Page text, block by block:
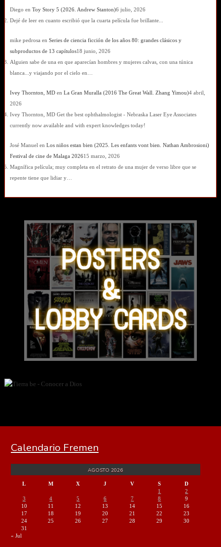
Diego en Toy Story 5 (2026. Andrew Stanton)6 julio, 2026
Dejé de leer en cuanto escribió que la cuarta película fue brillante...
mike pedrosa en Series de ciencia ficción de los años 80: grandes clásicos y
subproductos de 13 capítulos18 junio, 2026
Alguien sabe de una en que aparecían hombres y mujeres calvas, con una túnica
blanca...y viajando por el cielo en…
Ivey Thornton, MDen La Gran Muralla (2016 The Great Wall. Zhang Yimou)4 abril,
2026
Ivey Thornton, MD Get the best ophthalmologist - Nebraska Laser Eye Associates
currently now available and with expert knowledges today!
José Manuel en Los niños estan bien (2025. Les enfants vont bien. Nathan Ambrosioni)
Festival de cine de Malaga 202615 marzo, 2026
Magnífica película; muy completa en el retrato de una mujer de verso libre que se
repente tiene que lidiar y…
Calendario Fremen
AGOSTO 2026
L M X J V S
D
1
2
3
4 5 6 7 8
9
10
11 12 13 14 15
16
17
18 19 20 21 22
23
24
25 26 27 28 29
30
31
« Jul